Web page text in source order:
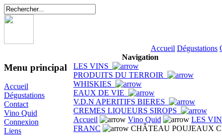
Accueil Dégustations
Menu principal
Accueil
Dégustations
Contact
Vino Quid
Connexion
Liens
Navigation
LES VINS
PRODUITS DU TERROIR
WHISKIES
EAUX DE VIE
V.D.N APERITIFS BIERES
CREMES LIQUEURS SIROPS
Accueil
Vino Quid
LES
FRANC
CHÂTEAU POUJEAUX